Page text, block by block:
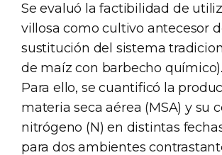
Se evaluó la factibilidad de
villosa como cultivo antecesor
sustitución del sistema
de maíz con barbecho químico).
Para ello, se cuantificó la
materia seca aérea (MSA) y su
nitrógeno (N) en distintas
para dos ambientes